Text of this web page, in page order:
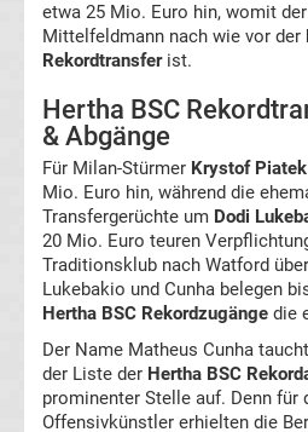
League
Formel
1
Rennkalender
Transfergerüchte
WWE
etwa 25 Mio. Euro hin, womit
Mittelfeldmann nach wie vor der
Rekordtransferist.
Hertha BSC
& Abgänge
Für Milan-Stürmer Krystof Piatek
Mio. Euro hin, während die
Transfergerüchte um Dodi
20 Mio. Euro teuren
Traditionsklub nach Watford
Lukebakio und Cunha belegen
Hertha BSC Rekordzugänge die
Der Name Matheus Cunha
der Liste der Hertha BSC
prominenter Stelle auf. Denn für
Offensivkünstler erhielten die